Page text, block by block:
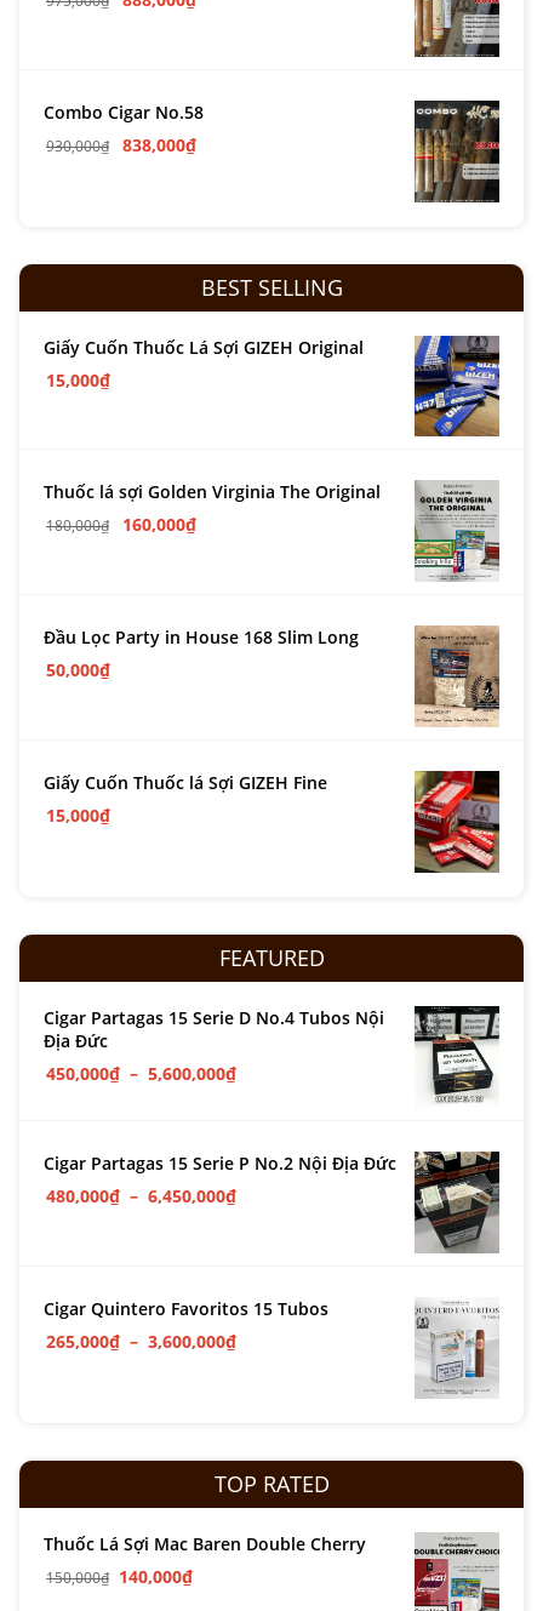
Combo Cigar No.58
930,000₫ 838,000₫
BEST SELLING
Giấy Cuốn Thuốc Lá Sợi GIZEH Original
15,000₫
Thuốc lá sợi Golden Virginia The Original
180,000₫ 160,000₫
Đầu Lọc Party in House 168 Slim Long
50,000₫
Giấy Cuốn Thuốc lá Sợi GIZEH Fine
15,000₫
FEATURED
Cigar Partagas 15 Serie D No.4 Tubos Nội
Địa Đức
450,000₫ – 5,600,000₫
Cigar Partagas 15 Serie P No.2 Nội Địa Đức
480,000₫ – 6,450,000₫
Cigar Quintero Favoritos 15 Tubos
265,000₫ – 3,600,000₫
TOP RATED
Thuốc Lá Sợi Mac Baren Double Cherry
150,000₫ 140,000₫